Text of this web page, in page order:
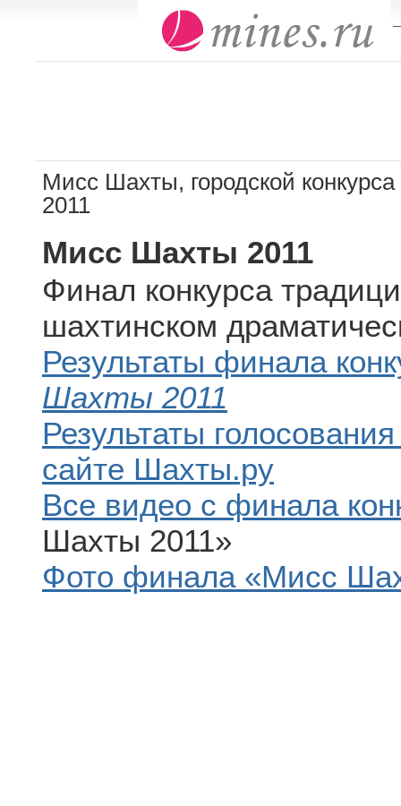
—
Мисс Шахты, городской
2011
Мисс Шахты 2011
Финал конкурса
шахтинском
Результаты финала
Шахты 2011
Результаты
сайте Шахты.ру
Все видео с финала
Шахты 2011»
Фото финала «Мисс